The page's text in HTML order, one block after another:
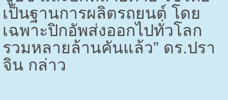
เป็นฐานการผลิตรถยนต์ โดย
เฉพาะปิกอัพส่งออกไปทั่วโลก
รวมหลายล้านคันแล้ว” ดร.ปรา
จิน กล่าว